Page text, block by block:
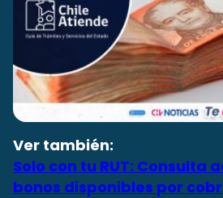
Ver también:
Solo con tu RUT: Consulta
bonos disponibles por